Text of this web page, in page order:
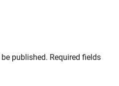
published. Required fields